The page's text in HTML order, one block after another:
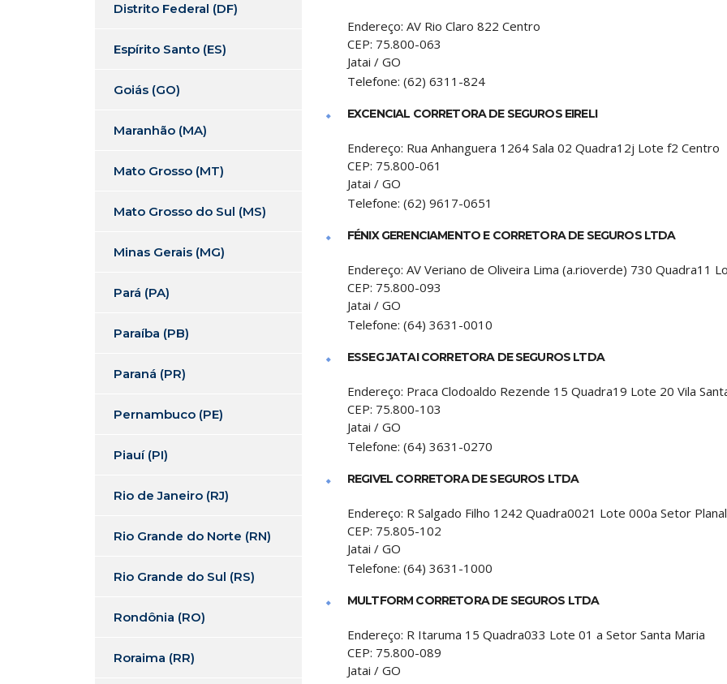
Endereço: AV Rio Claro 822 Centro
CEP: 75.800-063
Jatai / GO
Telefone: (62) 6311-824
EXCENCIAL CORRETORA DE SEGUROS EIRELI
Endereço: Rua Anhanguera 1264 Sala 02 Quadra12j Lote f2 Centro
CEP: 75.800-061
Jatai / GO
Telefone: (62) 9617-0651
FÉNIX GERENCIAMENTO E CORRETORA DE SEGUROS LTDA
Endereço: AV Veriano de Oliveira Lima (a.rioverde) 730 Quadra11
CEP: 75.800-093
Jatai / GO
Telefone: (64) 3631-0010
ESSEG JATAI CORRETORA DE SEGUROS LTDA
Endereço: Praca Clodoaldo Rezende 15 Quadra19 Lote 20 Vila
CEP: 75.800-103
Jatai / GO
Telefone: (64) 3631-0270
REGIVEL CORRETORA DE SEGUROS LTDA
Endereço: R Salgado Filho 1242 Quadra0021 Lote 000a Setor
CEP: 75.805-102
Jatai / GO
Telefone: (64) 3631-1000
MULTFORM CORRETORA DE SEGUROS LTDA
Endereço: R Itaruma 15 Quadra033 Lote 01 a Setor Santa Maria
CEP: 75.800-089
Jatai / GO
Distrito Federal (DF)
Espírito Santo (ES)
Goiás (GO)
Maranhão (MA)
Mato Grosso (MT)
Mato Grosso do Sul (MS)
Minas Gerais (MG)
Pará (PA)
Paraíba (PB)
Paraná (PR)
Pernambuco (PE)
Piauí (PI)
Rio de Janeiro (RJ)
Rio Grande do Norte (RN)
Rio Grande do Sul (RS)
Rondônia (RO)
Roraima (RR)